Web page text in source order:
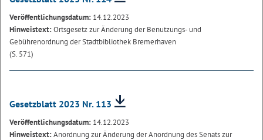
Veröffentlichungsdatum: 14.12.2023
Hinweistext:Ortsgesetz zur Änderung der Benutzungs- und
Gebührenordnung der Stadtbibliothek Bremerhaven
(S. 571)
Gesetzblatt 2023 Nr. 113
Veröffentlichungsdatum: 14.12.2023
Hinweistext:Anordnung zur Änderung der Anordnung des Senats zur